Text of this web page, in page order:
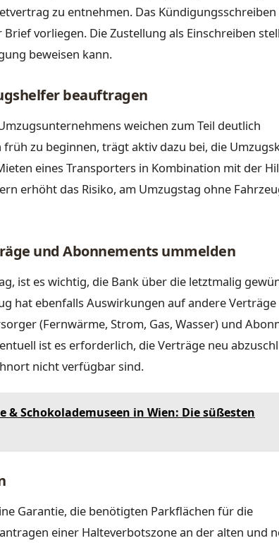
zu entnehmen. Das
vorliegen. Die Zustellung als Einschreiben
beweisen kann.
beauftragen
weichen zum Teil deutlich
zu beginnen, trägt aktiv dazu bei, die
eines Transporters in Kombination mit der
erhöht das Risiko, am Umzugstag ohne
und Abonnements ummelden
ist es wichtig, die Bank über die letztmalig
hat ebenfalls Auswirkungen auf andere Verträge
(Fernwärme, Strom, Gas, Wasser) und
ist es erforderlich, die Verträge neu
nicht verfügbar sind.
& Schokolademuseen in Wien: Die süßesten
Garantie, die benötigten Parkflächen für die
einer Halteverbotszone an der alten und